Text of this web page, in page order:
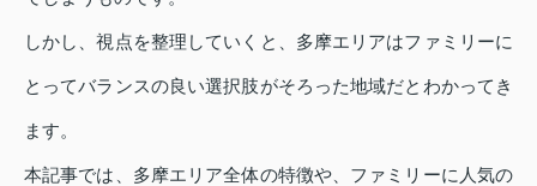
しかし、視点を整理していくと、多摩エリアはファミリーに
とってバランスの良い選択肢がそろった地域だとわかってき
ます。
本記事では、多摩エリア全体の特徴や、ファミリーに人気の